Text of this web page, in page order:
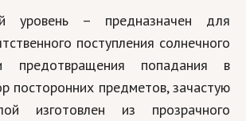
уровень – предназначен для
поступления солнечного
предотвращения попадания в
посторонних предметов, зачастую
изготовлен из прозрачного